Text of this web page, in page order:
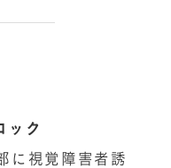
ック
に視覚障害者誘